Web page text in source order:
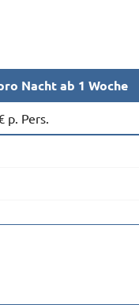
Nacht ab 1 Woche
p. Pers.